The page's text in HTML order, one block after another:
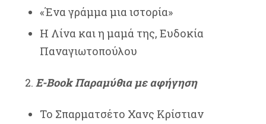
«Ένα γράμμα μια ιστορία»
Η Λίνα και η μαμά της, Ευδοκία
Παναγιωτοπούλου
2. Ε-Book Παραμύθια με αφήγηση
Το Σπαρματσέτο Χανς Κρίστιαν